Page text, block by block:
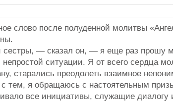
слово после полуденной молитвы
сестры, — сказал он, — я еще раз прошу
непростой ситуации. Я от всего сердца
старались преодолеть взаимное
тем, я обращаюсь с настоятельным
все инициативы, служащие диалогу